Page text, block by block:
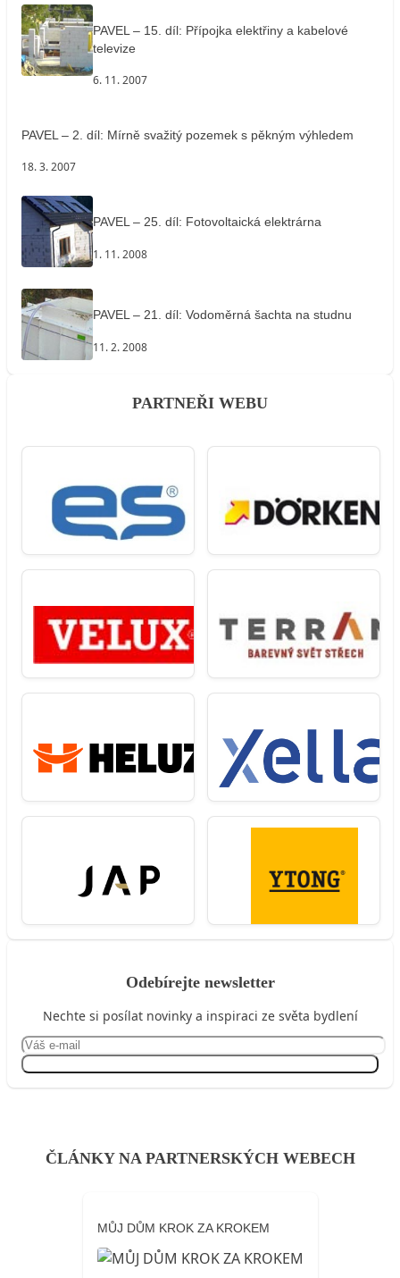
PAVEL – 15. díl: Přípojka elektřiny a kabelové
televize
6. 11. 2007
PAVEL – 2. díl: Mírně svažitý pozemek s pěkným výhledem
18. 3. 2007
PAVEL – 25. díl: Fotovoltaická elektrárna
1. 11. 2008
PAVEL – 21. díl: Vodoměrná šachta na studnu
11. 2. 2008
PARTNEŘI WEBU
Odebírejte newsletter
Nechte si posílat novinky a inspiraci ze světa bydlení
ČLÁNKY NA PARTNERSKÝCH WEBECH
MŮJ DŮM KROK ZA KROKEM